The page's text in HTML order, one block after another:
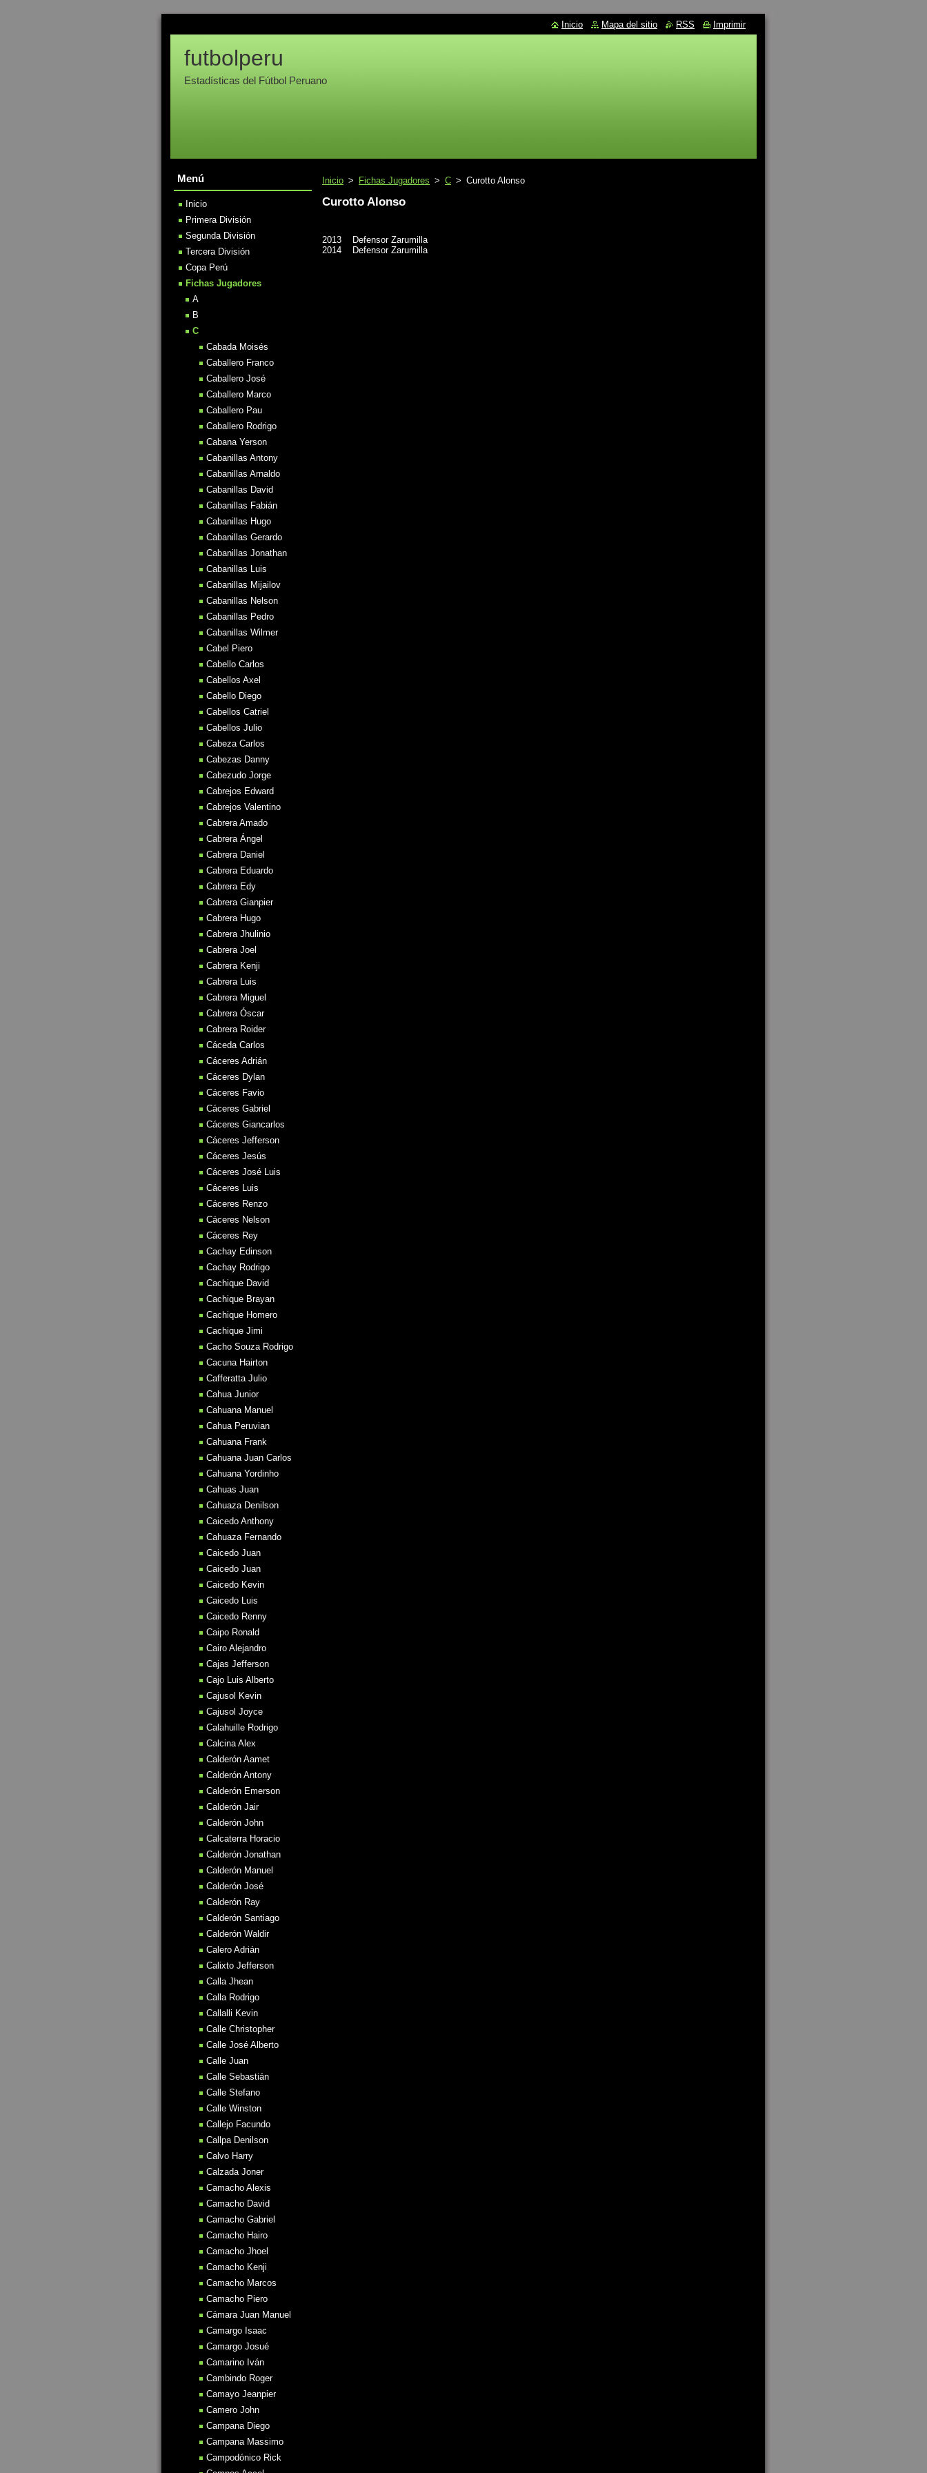
futbolperu
Estadísticas del Fútbol Peruano
Inicio > Fichas Jugadores > C > Curotto Alonso
Curotto Alonso
2013 Defensor Zarumilla
2014 Defensor Zarumilla
Menú
Inicio
Primera División
Segunda División
Tercera División
Copa Perú
Fichas Jugadores
A
B
C
Cabada Moisés
Caballero Franco
Caballero José
Caballero Marco
Caballero Pau
Caballero Rodrigo
Cabana Yerson
Cabanillas Antony
Cabanillas Arnaldo
Cabanillas David
Cabanillas Fabián
Cabanillas Hugo
Cabanillas Gerardo
Cabanillas Jonathan
Cabanillas Luis
Cabanillas Mijailov
Cabanillas Nelson
Cabanillas Pedro
Cabanillas Wilmer
Cabel Piero
Cabello Carlos
Cabellos Axel
Cabello Diego
Cabellos Catriel
Cabellos Julio
Cabeza Carlos
Cabezas Danny
Cabezudo Jorge
Cabrejos Edward
Cabrejos Valentino
Cabrera Amado
Cabrera Ángel
Cabrera Daniel
Cabrera Eduardo
Cabrera Edy
Cabrera Gianpier
Cabrera Hugo
Cabrera Jhulinio
Cabrera Joel
Cabrera Kenji
Cabrera Luis
Cabrera Miguel
Cabrera Óscar
Cabrera Roider
Cáceda Carlos
Cáceres Adrián
Cáceres Dylan
Cáceres Favio
Cáceres Gabriel
Cáceres Giancarlos
Cáceres Jefferson
Cáceres Jesús
Cáceres José Luis
Cáceres Luis
Cáceres Renzo
Cáceres Nelson
Cáceres Rey
Cachay Edinson
Cachay Rodrigo
Cachique David
Cachique Brayan
Cachique Homero
Cachique Jimi
Cacho Souza Rodrigo
Cacuna Hairton
Cafferatta Julio
Cahua Junior
Cahuana Manuel
Cahua Peruvian
Cahuana Frank
Cahuana Juan Carlos
Cahuana Yordinho
Cahuas Juan
Cahuaza Denilson
Caicedo Anthony
Cahuaza Fernando
Caicedo Juan
Caicedo Juan
Caicedo Kevin
Caicedo Luis
Caicedo Renny
Caipo Ronald
Cairo Alejandro
Cajas Jefferson
Cajo Luis Alberto
Cajusol Kevin
Cajusol Joyce
Calahuille Rodrigo
Calcina Alex
Calderón Aamet
Calderón Antony
Calderón Emerson
Calderón Jair
Calderón John
Calcaterra Horacio
Calderón Jonathan
Calderón Manuel
Calderón José
Calderón Ray
Calderón Santiago
Calderón Waldir
Calero Adrián
Calixto Jefferson
Calla Jhean
Calla Rodrigo
Callalli Kevin
Calle Christopher
Calle José Alberto
Calle Juan
Calle Sebastián
Calle Stefano
Calle Winston
Callejo Facundo
Callpa Denilson
Calvo Harry
Calzada Joner
Camacho Alexis
Camacho David
Camacho Gabriel
Camacho Hairo
Camacho Jhoel
Camacho Kenji
Camacho Marcos
Camacho Piero
Cámara Juan Manuel
Camargo Isaac
Camargo Josué
Camarino Iván
Cambindo Roger
Camayo Jeanpier
Camero John
Campana Diego
Campana Massimo
Campodónico Rick
Inicio Mapa del sitio RSS Imprimir